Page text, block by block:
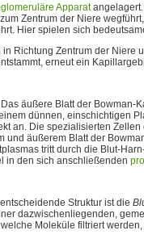
Apparatangelagert.
Zentrum der Niere
Hier spielen sich
Richtung Zentrum der Niere
erneut ein
äußere Blatt der Bowman-
dünnen, einschichtigen
an. Die spezialisierten
und äußerem Blatt der
tritt durch die Blut-
in den sich anschließenden
Struktur ist die
dazwischenliegenden,
Moleküle filtriert